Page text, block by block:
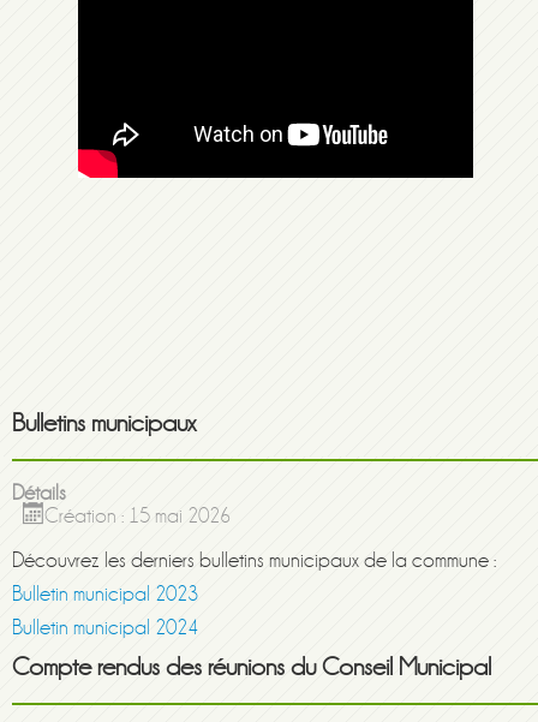
Bulletins municipaux
Détails
Création : 15 mai 2026
Découvrez les derniers bulletins municipaux de la commune :
Bulletin municipal 2023
Bulletin municipal 2024
Compte rendus des réunions du Conseil Municipal